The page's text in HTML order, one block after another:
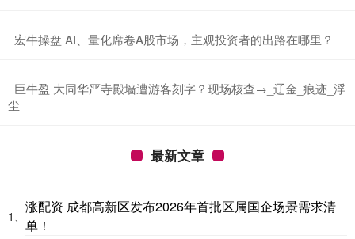
​宏牛操盘 AI、量化席卷A股市场，主观投资者的出路在哪里？
​巨牛盈 大同华严寺殿墙遭游客刻字？现场核查→_辽金_痕迹_浮
尘
最新文章
1、
涨配资 成都高新区发布2026年首批区属国企场景需求清
单！